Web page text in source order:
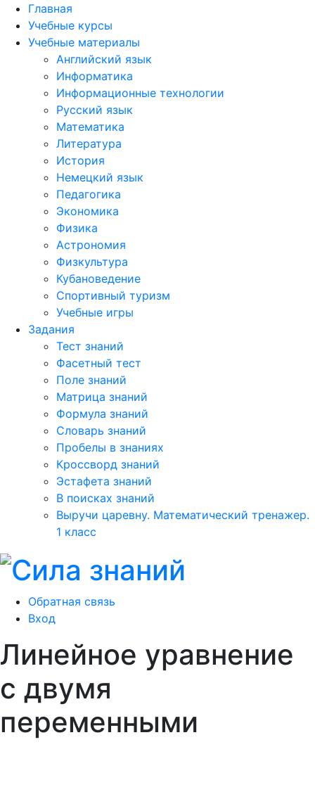
Главная
Учебные курсы
Учебные материалы
Английский язык
Информатика
Информационные технологии
Русский язык
Математика
Литература
История
Немецкий язык
Педагогика
Экономика
Физика
Астрономия
Физкультура
Кубановедение
Спортивный туризм
Учебные игры
Задания
Тест знаний
Фасетный тест
Поле знаний
Матрица знаний
Формула знаний
Словарь знаний
Пробелы в знаниях
Кроссворд знаний
Эстафета знаний
В поисках знаний
Выручи царевну. Математический тренажер.
1 класс
Обратная связь
Вход
Линейное уравнение
с двумя
переменными